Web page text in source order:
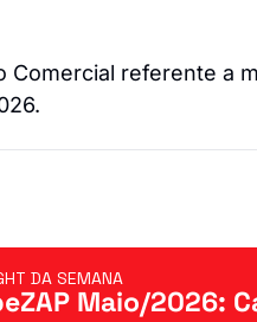
Comercial referente a
DA SEMANA
Maio/2026: